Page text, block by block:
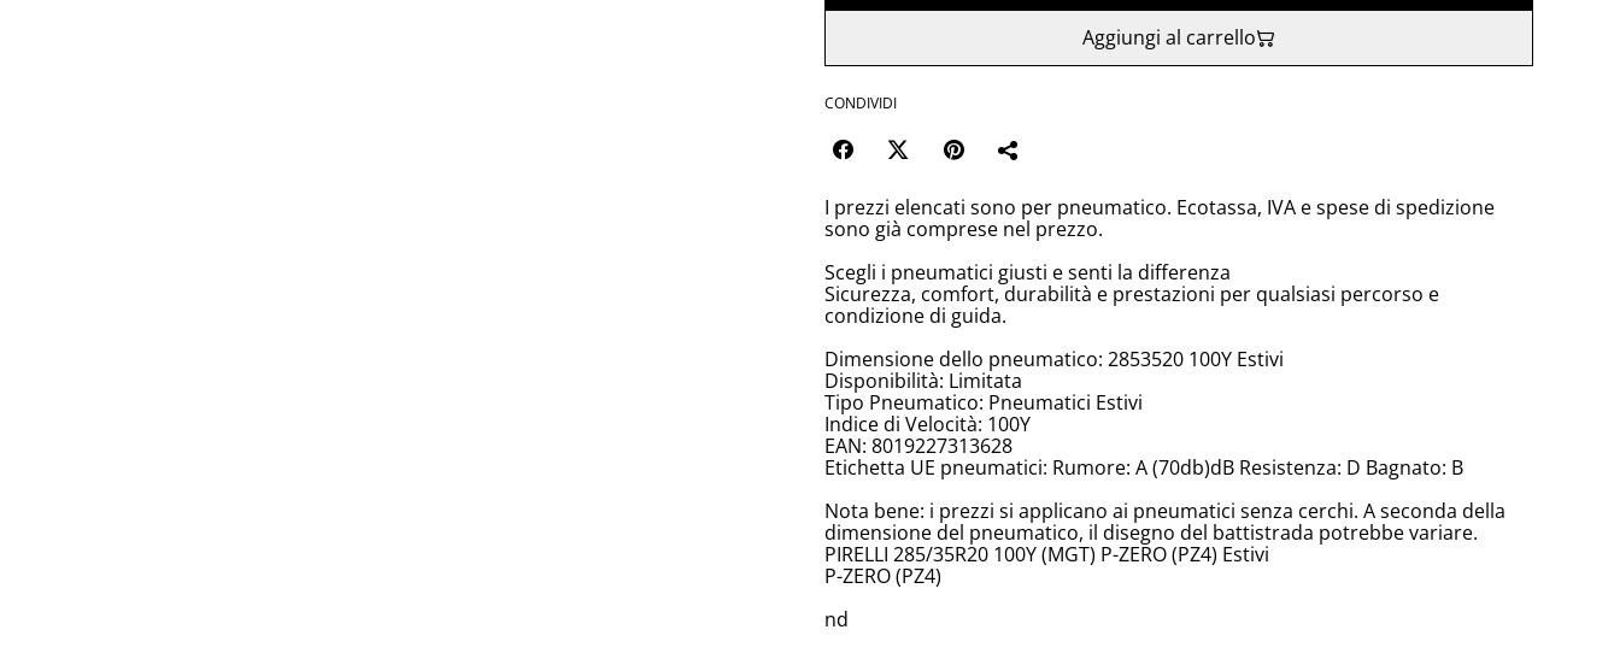
Aggiungi al carrello
CONDIVIDI
I prezzi elencati sono per pneumatico. Ecotassa, IVA e spese di spedizione
sono già comprese nel prezzo.
Scegli i pneumatici giusti e senti la differenza
Sicurezza, comfort, durabilità e prestazioni per qualsiasi percorso e
condizione di guida.
Dimensione dello pneumatico: 2853520 100Y Estivi
Disponibilità: Limitata
Tipo Pneumatico: Pneumatici Estivi
Indice di Velocità: 100Y
EAN: 8019227313628
Etichetta UE pneumatici: Rumore: A (70db)dB Resistenza: D Bagnato: B
Nota bene: i prezzi si applicano ai pneumatici senza cerchi. A seconda della
dimensione del pneumatico, il disegno del battistrada potrebbe variare.
PIRELLI 285/35R20 100Y (MGT) P-ZERO (PZ4) Estivi
P-ZERO (PZ4)
nd